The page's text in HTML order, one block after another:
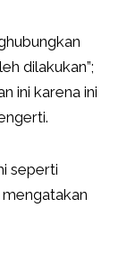
dilakukan”;
ini karena ini
seperti